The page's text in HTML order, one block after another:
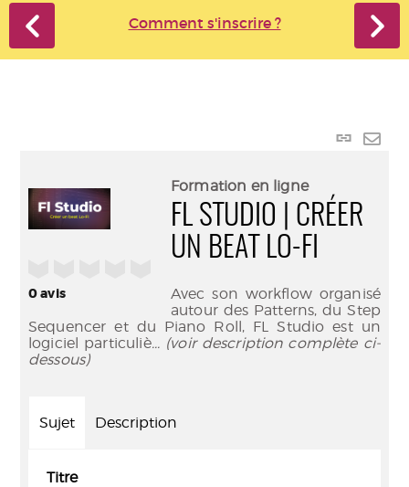
Comment s'inscrire ?
Lien
0avis
Formation en ligne
FL STUDIO | CRÉER
UN BEAT LO-FI
Avec son workflow organisé
autour des Patterns, du Step
Sequencer et du Piano Roll, FL Studio est un
logiciel particuliè... (voir description complète ci-
dessous)
Sujet Description
Titre